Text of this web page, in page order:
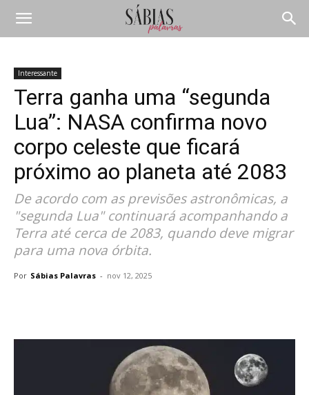
Interessante
Terra ganha uma “segunda
Lua”: NASA confirma novo
corpo celeste que ficará
próximo ao planeta até 2083
De acordo com as previsões astronômicas, a
"segunda Lua" continuará acompanhando a
Terra até cerca de 2083, quando deve migrar
para uma nova órbita.
Por Sábias Palavras - nov 12, 2025